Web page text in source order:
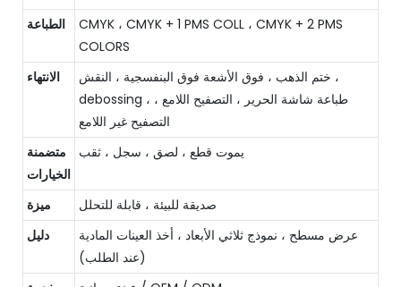
الطباعة
CMYK ، CMYK + 1 PMS COLL ، CMYK + 2 PMS
COLORS
الانتهاء
ختم الذهب ، فوق الأشعة فوق البنفسجية ، النقش ،
debossing ، طباعة شاشة الحرير ، التصفيح اللامع ،
التصفيح غير اللامع
متضمنة
الخيارات
يموت قطع ، لصق ، سجل ، ثقب
ميزة
صديقة للبيئة ، قابلة للتحلل
دليل
عرض مسطح ، نموذج ثلاثي الأبعاد ، أخذ العينات المادية
(عند الطلب)